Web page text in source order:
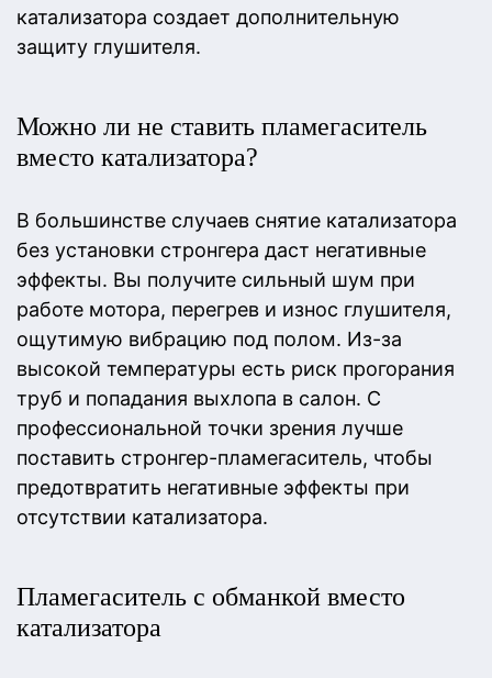
катализатора создает дополнительную
защиту глушителя.
Можно ли не ставить пламегаситель
вместо катализатора?
В большинстве случаев снятие катализатора
без установки стронгера даст негативные
эффекты. Вы получите сильный шум при
работе мотора, перегрев и износ глушителя,
ощутимую вибрацию под полом. Из-за
высокой температуры есть риск прогорания
труб и попадания выхлопа в салон. С
профессиональной точки зрения лучше
поставить стронгер-пламегаситель, чтобы
предотвратить негативные эффекты при
отсутствии катализатора.
Пламегаситель с обманкой вместо
катализатора